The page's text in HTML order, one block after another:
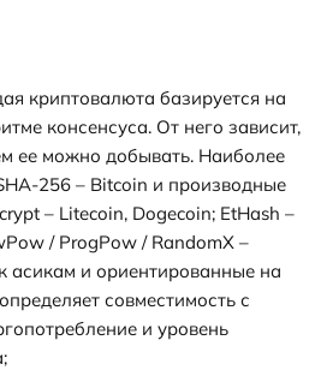
криптовалюта базируется на
консенсуса. От него зависит,
ее можно добывать. Наиболее
256 – Bitcoin и производные
– Litecoin, Dogecoin; EtHash –
/ ProgPow / RandomX –
асикам и ориентированные на
совместимость с
и уровень